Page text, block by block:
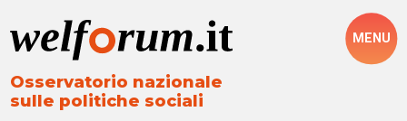
Osservatorio nazionale
sulle politiche sociali
MENU